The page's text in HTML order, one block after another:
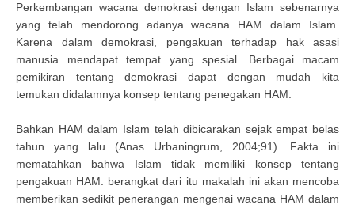
Perkembangan wacana demokrasi dengan Islam sebenarnya
yang telah mendorong adanya wacana HAM dalam Islam.
Karena dalam demokrasi, pengakuan terhadap hak asasi
manusia mendapat tempat yang spesial. Berbagai macam
pemikiran tentang demokrasi dapat dengan mudah kita
temukan didalamnya konsep tentang penegakan HAM.
Bahkan HAM dalam Islam telah dibicarakan sejak empat belas
tahun yang lalu (Anas Urbaningrum, 2004;91). Fakta ini
mematahkan bahwa Islam tidak memiliki konsep tentang
pengakuan HAM. berangkat dari itu makalah ini akan mencoba
memberikan sedikit penerangan mengenai wacana HAM dalam